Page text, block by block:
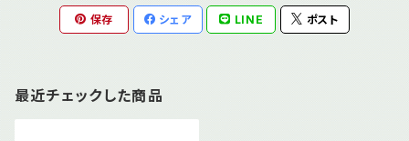
保存 シェア LINE ポスト
最近チェックした商品